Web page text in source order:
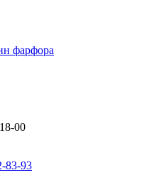
00
83-93